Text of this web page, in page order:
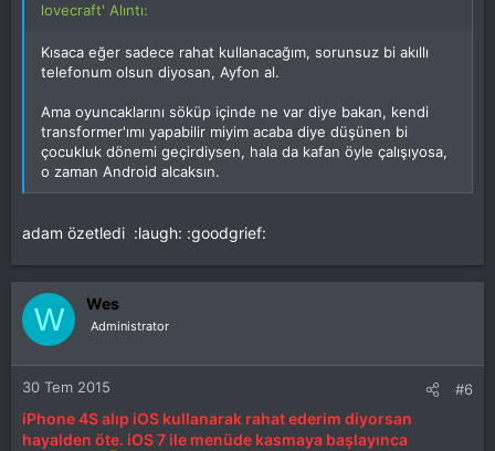
lovecraft' Alıntı:
Kısaca eğer sadece rahat kullanacağım, sorunsuz bi akıllı
telefonum olsun diyosan, Ayfon al.
Ama oyuncaklarını söküp içinde ne var diye bakan, kendi
transformer'ımı yapabilir miyim acaba diye düşünen bi
çocukluk dönemi geçirdiysen, hala da kafan öyle çalışıyosa,
o zaman Android alcaksın.
adam özetledi :laugh: :goodgrief:
W Wes
Administrator
30 Tem 2015 #6
iPhone 4S alıp iOS kullanarak rahat ederim diyorsan
hayalden öte. iOS 7 ile menüde kasmaya başlayınca